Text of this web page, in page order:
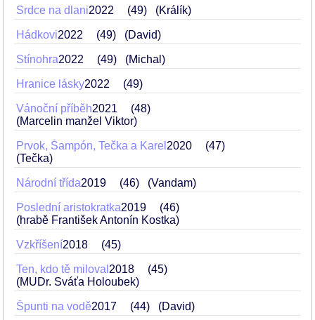
Srdce na dlani2022 49 (Králík)
Hádkovi2022 49 (David)
Stínohra2022 49 (Michal)
Hranice lásky2022 49
Vánoční příběh2021
48
(Marcelin manžel Viktor)
Prvok, Šampón, Tečka a Karel 2020
47
(Tečka)
Národní třída2019 46 (Vandam)
Poslední aristokratka2019
46
(hrabě František Antonín Kostka)
Vzkříšení2018 45
Ten, kdo tě miloval 2018
45
(MUDr. Sváťa Holoubek)
Špunti na vodě2017 44 (David)